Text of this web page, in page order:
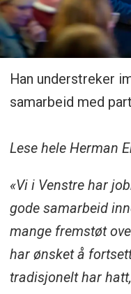
Han understreker
samarbeid med
Lese hele Herman
«Vi i Venstre har
gode samarbeid
mange fremstøt
har ønsket å
tradisjonelt har